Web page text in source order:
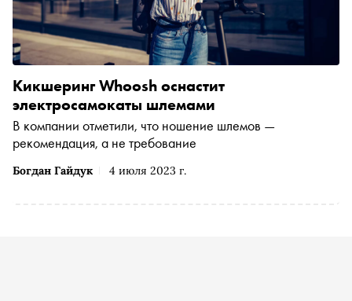
Богдан Гайдук 4 июля 2023 г.
Кикшеринг Whoosh оснастит
электросамокаты шлемами
В компании отметили, что ношение шлемов —
рекомендация, а не требование